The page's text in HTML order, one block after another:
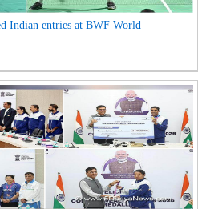
Indian entries at BWF World